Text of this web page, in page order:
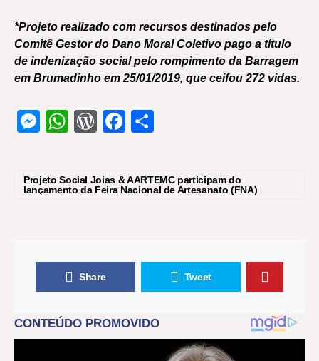
*Projeto realizado com recursos destinados pelo
Comitê Gestor do Dano Moral Coletivo pago a título
de indenização social pelo rompimento da Barragem
em Brumadinho em 25/01/2019, que ceifou 272 vidas.
Messenger
WhatsApp
WordPress
Facebook
Projeto Social Joias & AARTEMC participam do
lançamento da Feira Nacional de Artesanato (FNA)
Share Tweet